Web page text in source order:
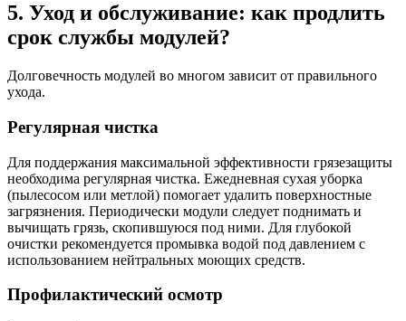
5. Уход и обслуживание: как продлить
срок службы модулей?
Долговечность модулей во многом зависит от правильного
ухода.
Регулярная чистка
Для поддержания максимальной эффективности грязезащиты
необходима регулярная чистка. Ежедневная сухая уборка
(пылесосом или метлой) помогает удалить поверхностные
загрязнения. Периодически модули следует поднимать и
вычищать грязь, скопившуюся под ними. Для глубокой
очистки рекомендуется промывка водой под давлением с
использованием нейтральных моющих средств.
Профилактический осмотр